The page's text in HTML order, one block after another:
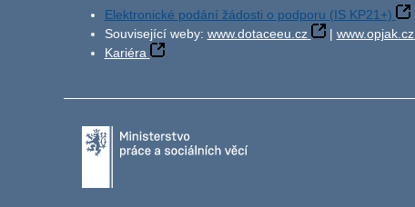
Elektronické podání žádosti o podporu (IS KP21+)
Související weby: www.dotaceeu.cz | www.opjak.cz
Kariéra